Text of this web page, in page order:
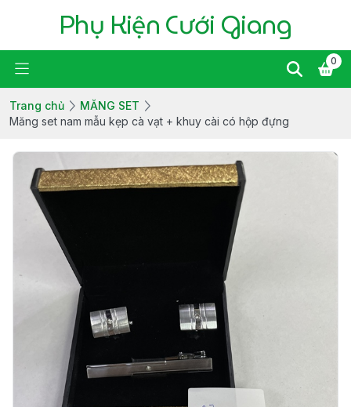
Phụ Kiện Cưới Giang
0
Trang chủ
MĂNG SET
Măng set nam mẫu kẹp cà vạt + khuy cài có hộp đựng